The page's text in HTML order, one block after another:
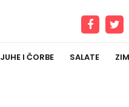
JUHE I ČORBE SALATE